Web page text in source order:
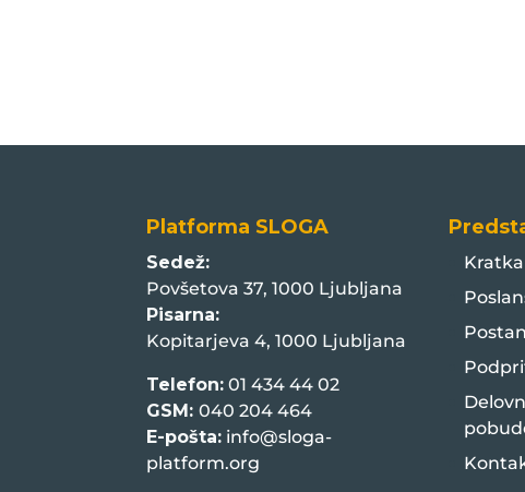
Platforma SLOGA
Sedež:
Povšetova 37, 1000 Ljubljana
Pisarna:
Kopitarjeva 4, 1000 Ljubljana
Telefon: 01 434 44 02
GSM:040 204 464
E-pošta: info@sloga-
platform.org